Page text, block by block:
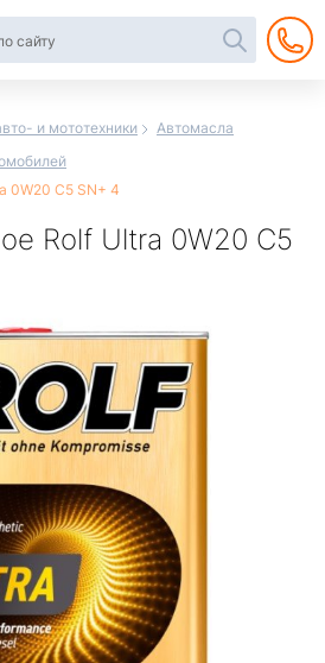
и мототехники
Автомасла
0W20 C5 SN+ 4
Rolf Ultra 0W20 C5